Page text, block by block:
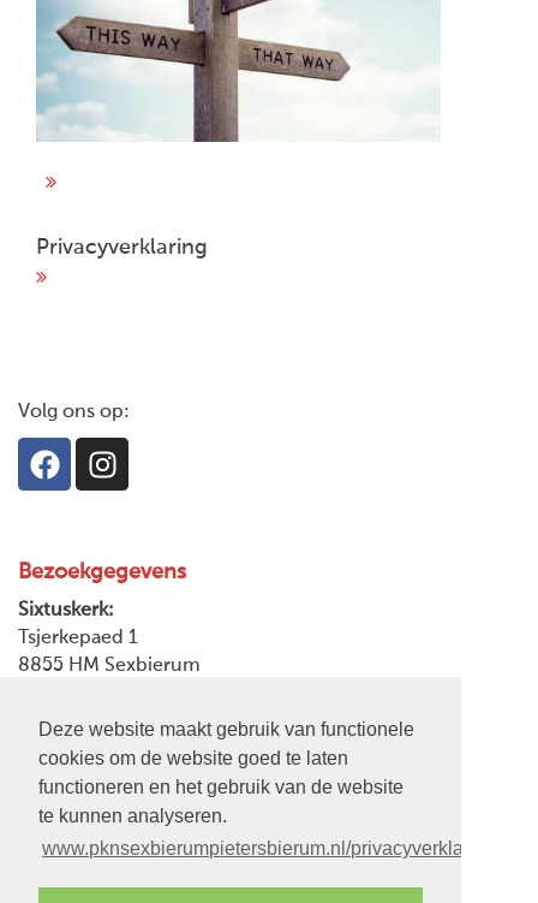
Deze website maakt gebruik van functionele
cookies om de website goed te laten
functioneren en het gebruik van de website
te kunnen analyseren.
www.pknsexbierumpietersbierum.nl/privacyverklaring
Privacyverklaring
Volg ons op:
Bezoekgegevens
Sixtuskerk:
Tsjerkepaed 1
8855 HM Sexbierum
Postadres:
Tsjerkepaed 7
8855 HM Sexbierum
MFA It Waed
Skoalstrjitte 12